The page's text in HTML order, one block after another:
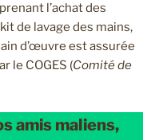
l’achat des
de lavage des mains,
d’œuvre est assurée
le COGES (Comité de
amis maliens,